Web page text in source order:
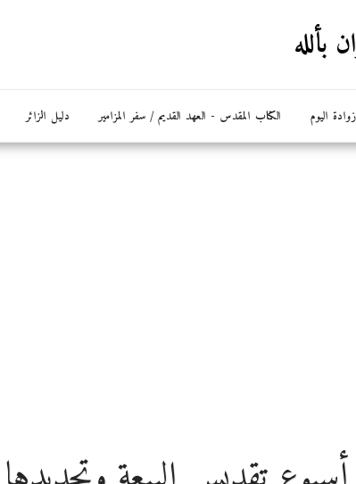
بألله
زوادة اليوم الكتاب المقدس - العهد القديم / سفر المزامير دليل الزائر